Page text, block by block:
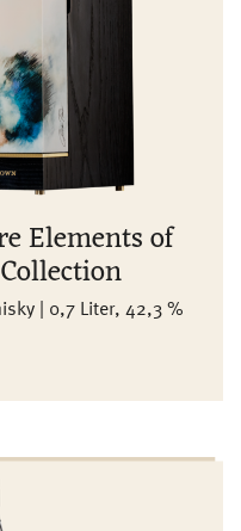
Elements of
| 0,7 Liter, 42,3 %